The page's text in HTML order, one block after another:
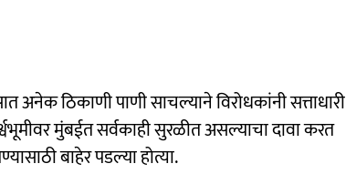
अनेक ठिकाणी पाणी साचल्याने विरोधकांनी सत्ताधारी
मुंबईत सर्वकाही सुरळीत असल्याचा दावा करत
बाहेर पडल्या होत्या.